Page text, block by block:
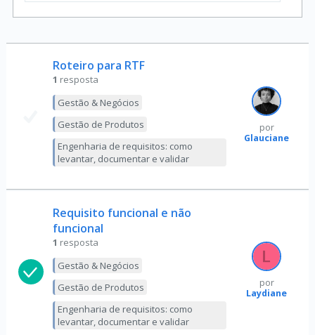
Roteiro para RTF
1 resposta
Gestão & Negócios
Gestão de Produtos
Engenharia de requisitos: como
levantar, documentar e validar
por
Glauciane
Requisito funcional e não
funcional
1 resposta
Gestão & Negócios
Gestão de Produtos
Engenharia de requisitos: como
levantar, documentar e validar
por
Laydiane